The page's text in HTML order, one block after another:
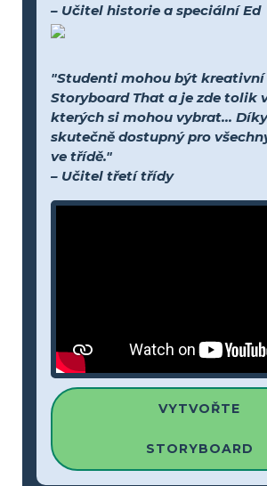
– Učitel historie a speciální Ed
"Studenti mohou být kreativní
Storyboard That a je zde tolik
kterých si mohou vybrat...
skutečně dostupný pro
ve třídě."
– Učitel třetí třídy
VYTVOŘTE
STORYBOARD